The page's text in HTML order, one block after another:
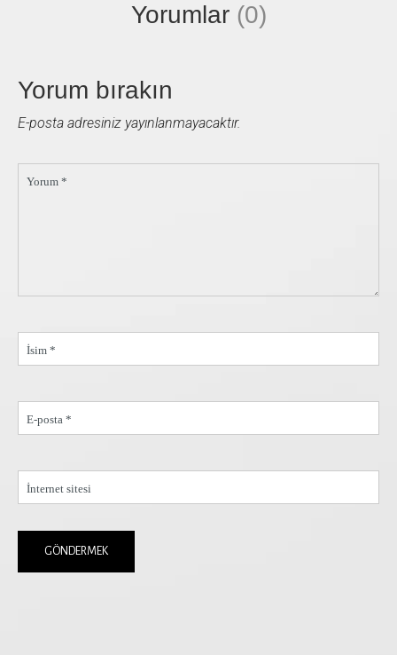
Yorumlar (0)
Yorum bırakın
E-posta adresiniz yayınlanmayacaktır.
Yorum *
İsim *
E-posta *
İnternet sitesi